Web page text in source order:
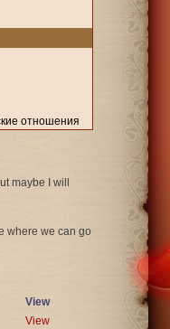
отношения
maybe I will
where we can go
View
View